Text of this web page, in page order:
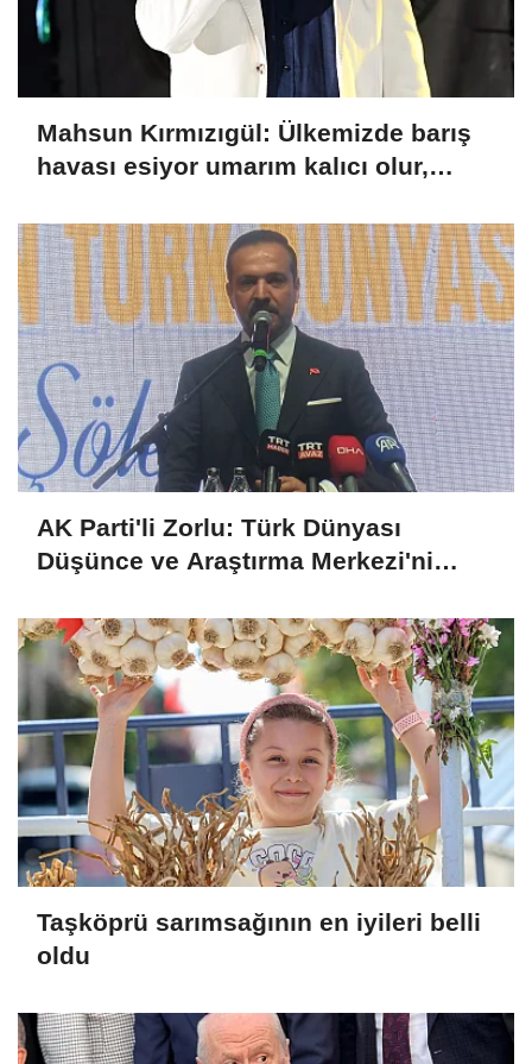
Mahsun Kırmızıgül: Ülkemizde barış
havası esiyor umarım kalıcı olur,
AK Parti'li Zorlu: Türk Dünyası
Düşünce ve Araştırma Merkezi'ni
Taşköprü sarımsağının en iyileri belli
oldu